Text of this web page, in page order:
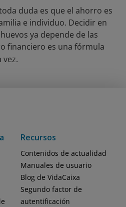
duda es que el ahorro es
e individuo. Decidir en
ya depende de las
financiero es una fórmula
vez.
Recursos
Contenidos de actualidad
Manuales de usuario
Blog de VidaCaixa
Segundo factor de
autentificación